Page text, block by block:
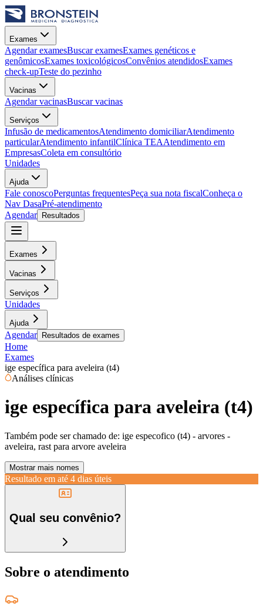
Exames
Agendar examesBuscar examesExames genéticos e
genômicosExames toxicológicosConvênios atendidosExames
check-upTeste do pezinho
Vacinas
Agendar vacinasBuscar vacinas
Serviços
Infusão de medicamentosAtendimento domiciliarAtendimento
particularAtendimento infantilClínica TEAAtendimento em
EmpresasColeta em consultório
Unidades
Ajuda
Fale conoscoPerguntas frequentesPeça sua nota fiscalConheça o
Nav DasaPré-atendimento
Agendar
Resultados
Exames
Vacinas
Serviços
Unidades
Ajuda
Agendar Resultados de exames
Home
Exames
ige específica para aveleira (t4)
Análises clínicas
ige específica para aveleira (t4)
Também pode ser chamado de: ige especofico (t4) - arvores -
aveleira, rast para arvore aveleira
Mostrar mais nomes
Resultado em até 4 dias úteis
Qual seu convênio?
Sobre o atendimento